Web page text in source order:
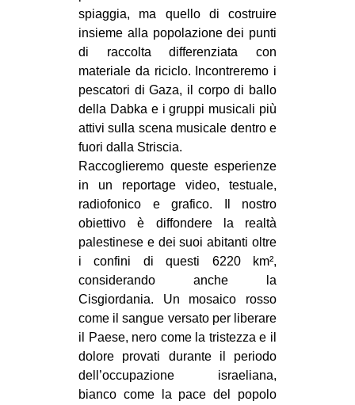
ms
SEARCH
spiaggia, ma quello di costruire
insieme alla popolazione dei punti
di raccolta differenziata con
materiale da riciclo. Incontreremo i
pescatori di Gaza, il corpo di ballo
della Dabka e i gruppi musicali più
attivi sulla scena musicale dentro e
fuori dalla Striscia.
Raccoglieremo queste esperienze
in un reportage video, testuale,
radiofonico e grafico. Il nostro
obiettivo è diffondere la realtà
palestinese e dei suoi abitanti oltre
i confini di questi 6220 km²,
considerando anche la
Cisgiordania. Un mosaico rosso
come il sangue versato per liberare
il Paese, nero come la tristezza e il
dolore provati durante il periodo
dell’occupazione israeliana,
bianco come la pace del popolo